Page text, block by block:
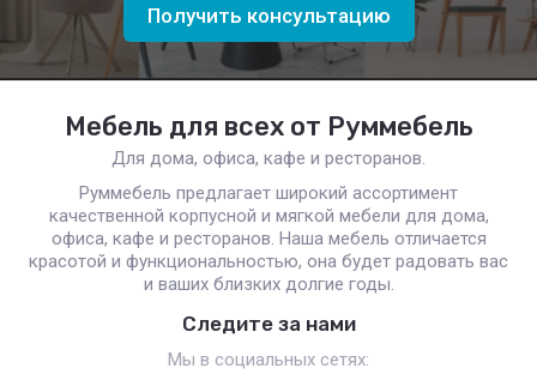
Получить консультацию
Мебель для всех от Руммебель
Для дома, офиса, кафе и ресторанов.
Руммебель предлагает широкий ассортимент
качественной корпусной и мягкой мебели для дома,
офиса, кафе и ресторанов. Наша мебель отличается
красотой и функциональностью, она будет радовать вас
и ваших близких долгие годы.
Следите за нами
Мы в социальных сетях: